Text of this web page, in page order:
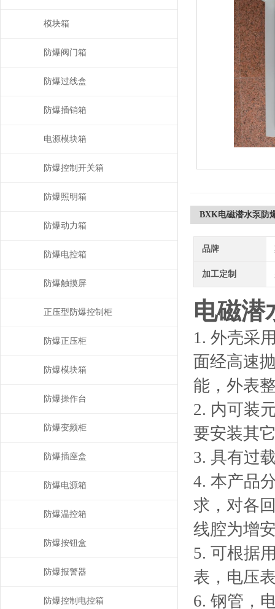
BXK电磁潜水泵防
品牌
加工定制
电磁潜
1. 外壳采
面经高速
能，外表
2. 内可装
要安装其
3. 具有过
4. 本产品
求，对各
线腔为增
5. 可根据
表，电压
6. 钢管，
模块箱
防爆阀门箱
防爆过线盒
防爆插销箱
电源模块箱
防爆控制开关箱
防爆照明箱
防爆动力箱
防爆电控箱
防爆触摸屏
正压型防爆控制柜
防爆正压柜
防爆模块箱
防爆操作台
防爆变频柜
防爆插座盒
防爆电源箱
防爆温控箱
防爆按钮盒
防爆报警器
防爆控制电控箱